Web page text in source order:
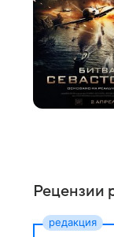
Рецензии